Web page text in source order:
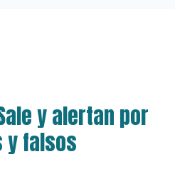
y alertan por
y falsos